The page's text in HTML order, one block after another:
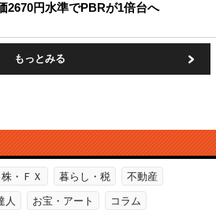
2670円水準でPBRが1倍台へ
もっとみる
株・ＦＸ 暮らし・税 不動産
人 お宝・アート コラム